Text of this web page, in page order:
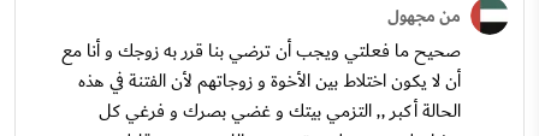
من مجهول
صحيح ما فعلتي ويجب أن ترضي بنا قرر به زوجك و أنا مع
أن لا يكون اختلاط بين الأخوة و زوجاتهم لأن الفتنة في هذه
الحالة أكبر ,, التزمي بيتك و غضي بصرك و فرغي كل